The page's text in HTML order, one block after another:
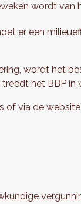
wordt van
er een
wordt het
het BBP in
via de